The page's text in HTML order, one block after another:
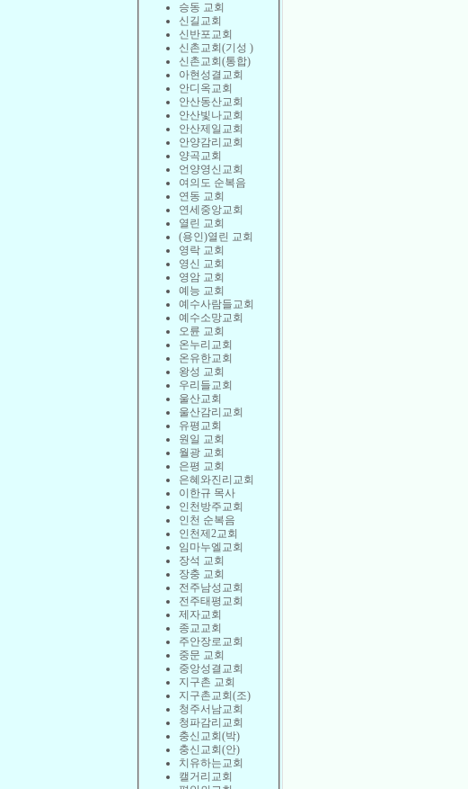
승동 교회
신길교회
신반포교회
신촌교회(기성 )
신촌교회(통합)
아현성결교회
안디옥교회
안산동산교회
안산빛나교회
안산제일교회
안양감리교회
양곡교회
언양영신교회
여의도 순복음
연동 교회
연세중앙교회
열린 교회
(용인)열린 교회
영락 교회
영신 교회
영암 교회
예능 교회
예수사람들교회
예수소망교회
오륜 교회
온누리교회
온유한교회
왕성 교회
우리들교회
울산교회
울산감리교회
유평교회
원일 교회
월광 교회
은평 교회
은혜와진리교회
이한규 목사
인천방주교회
인천 순복음
인천제2교회
임마누엘교회
장석 교회
장충 교회
전주남성교회
전주태평교회
제자교회
종교교회
주안장로교회
중문 교회
중앙성결교회
지구촌 교회
지구촌교회(조)
청주서남교회
청파감리교회
충신교회(박)
충신교회(안)
치유하는교회
캘거리교회